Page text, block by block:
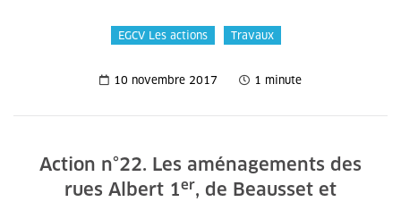
EGCV Les actions Travaux
10 novembre 2017 1 minute
Action n°22. Les aménagements des
rues Albert 1er, de Beausset et